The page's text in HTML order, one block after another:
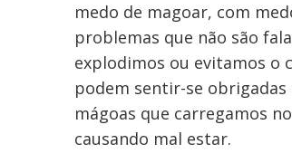
medo de magoar, com
problemas que não são
explodimos ou evitamos o
podem sentir-se
mágoas que carregamos
causando mal estar.